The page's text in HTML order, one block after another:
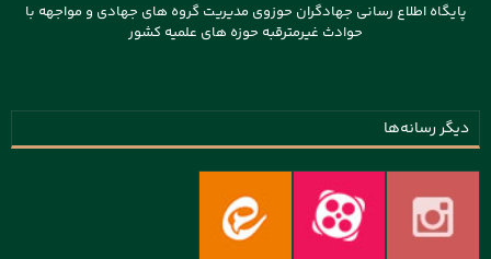
پایگاه اطلاع رسانی جهادگران حوزوی مدیریت گروه های جهادی و مواجهه با
حوادث غیرمترقبه حوزه های علمیه کشور
دیگر رسانه‌ها